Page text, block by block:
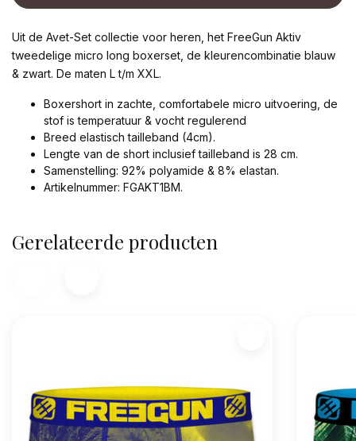
Uit de Avet-Set collectie voor heren, het FreeGun Aktiv
tweedelige micro long boxerset, de kleurencombinatie blauw
& zwart. De maten L t/m XXL.
Boxershort in zachte, comfortabele micro uitvoering, de
stof is temperatuur & vocht regulerend
Breed elastisch tailleband (4cm).
Lengte van de short inclusief tailleband is 28 cm.
Samenstelling: 92% polyamide & 8% elastan.
Artikelnummer: FGAKT1BM.
Gerelateerde producten